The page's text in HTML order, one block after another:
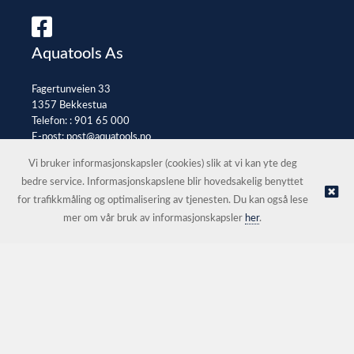
Aquatools As
Fagertunveien 33
1357 Bekkestua
Telefon: : 901 65 000
E-post:post@aquatools.no
© Aquatools As |Nettbutikk levert av Kréatif
Vi bruker informasjonskapsler (cookies) slik at vi kan yte deg
bedre service. Informasjonskapslene blir hovedsakelig benyttet
for trafikkmåling og optimalisering av tjenesten. Du kan også lese
mer om vår bruk av informasjonskapsler her.